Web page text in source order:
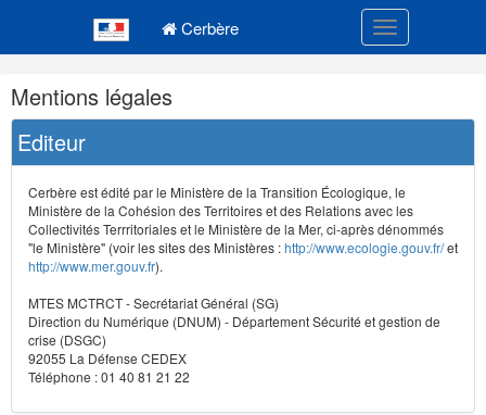
Cerbère Toggle
Navigation
et
outils
annexes
Mentions légales
Editeur
Cerbère est édité par le Ministère de la Transition Écologique, le
Ministère de la Cohésion des Territoires et des Relations avec les
Collectivités Terrritoriales et le Ministère de la Mer, ci-après dénommés
"le Ministère" (voir les sites des Ministères :http://www.ecologie.gouv.fr/et
http://www.mer.gouv.fr).
MTES MCTRCT - Secrétariat Général (SG)
Direction du Numérique (DNUM) - Département Sécurité et gestion de
crise (DSGC)
92055 La Défense CEDEX
Téléphone : 01 40 81 21 22